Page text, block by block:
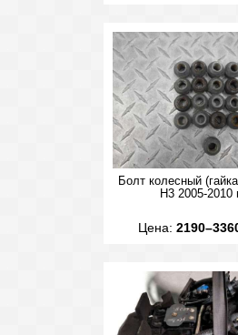
Болт колесный
H3 2005-2010
Цена: